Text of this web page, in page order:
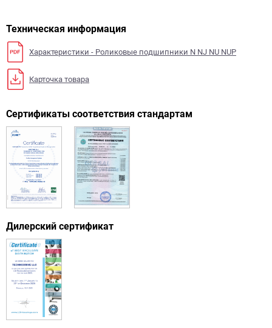
Техническая информация
Характеристики - Роликовые подшипники N NJ NU NUP
Карточка товара
Сертификаты соответствия стандартам
Дилерский сертификат